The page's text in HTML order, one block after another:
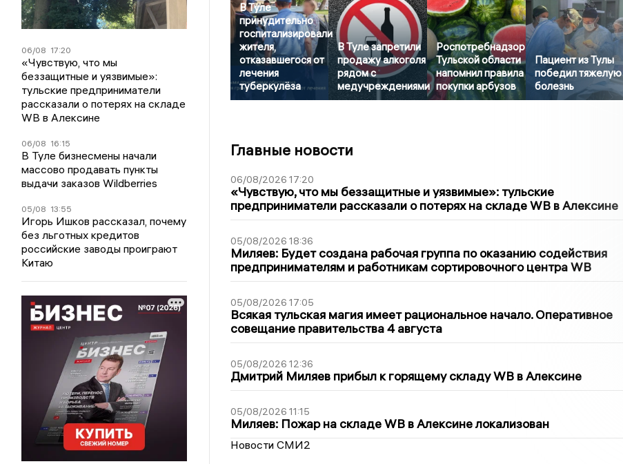
06/08 17:20
«Чувствую, что мы
беззащитные и уязвимые»:
тульские предприниматели
рассказали о потерях на складе
WB в Алексине
06/08 16:15
В Туле бизнесмены начали
массово продавать пункты
выдачи заказов Wildberries
05/08 13:55
Игорь Ишков рассказал, почему
без льготных кредитов
российские заводы проиграют
Китаю
В Туле
принудительно
госпитализировали
жителя,
отказавшегося от
лечения
туберкулёза
В Туле запретили
продажу алкоголя
рядом с
медучреждениями
Роспотребнадзор
Тульской области
напомнил правила
покупки арбузов
Пациент из Тулы
победил тяжелую
болезнь
Главные новости
06/08/2026 17:20
«Чувствую, что мы беззащитные и уязвимые»: тульские
предприниматели рассказали о потерях на складе WB в Алексине
05/08/2026 18:36
Миляев: Будет создана рабочая группа по оказанию содействия
предпринимателям и работникам сортировочного центра WB
05/08/2026 17:05
Всякая тульская магия имеет рациональное начало. Оперативное
совещание правительства 4 августа
05/08/2026 12:36
Дмитрий Миляев прибыл к горящему складу WB в Алексине
05/08/2026 11:15
Миляев: Пожар на складе WB в Алексине локализован
Новости СМИ2